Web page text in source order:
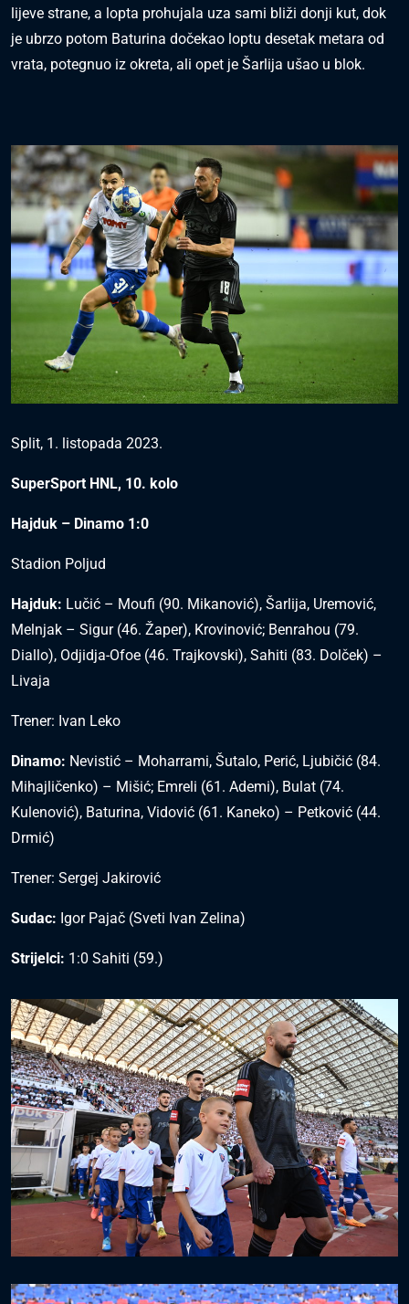
lijeve strane, a lopta prohujala uza sami bliži donji kut, dok
je ubrzo potom Baturina dočekao loptu desetak metara od
vrata, potegnuo iz okreta, ali opet je Šarlija ušao u blok.
Split, 1. listopada 2023.
SuperSport HNL, 10. kolo
Hajduk – Dinamo 1:0
Stadion Poljud
Hajduk: Lučić – Moufi (90. Mikanović), Šarlija, Uremović,
Melnjak – Sigur (46. Žaper), Krovinović; Benrahou (79.
Diallo), Odjidja-Ofoe (46. Trajkovski), Sahiti (83. Dolček) –
Livaja
Trener: Ivan Leko
Dinamo: Nevistić – Moharrami, Šutalo, Perić, Ljubičić (84.
Mihajličenko) – Mišić; Emreli (61. Ademi), Bulat (74.
Kulenović), Baturina, Vidović (61. Kaneko) – Petković (44.
Drmić)
Trener: Sergej Jakirović
Sudac: Igor Pajač (Sveti Ivan Zelina)
Strijelci: 1:0 Sahiti (59.)